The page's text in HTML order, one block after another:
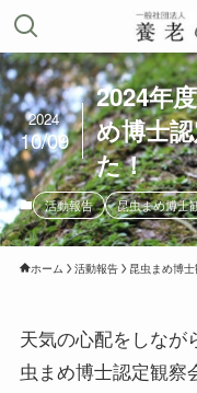
2024年
め博士
た！
2024
10/09
活動報告 昆虫まめ博士
ホーム 活動報告 昆虫まめ博
天気の心配をしなが
虫まめ博士認定観察